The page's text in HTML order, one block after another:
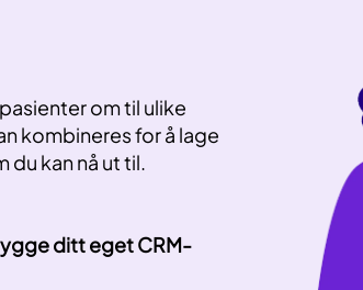
om til ulike
kombineres for å lage
kan nå ut til.
ditt eget CRM-